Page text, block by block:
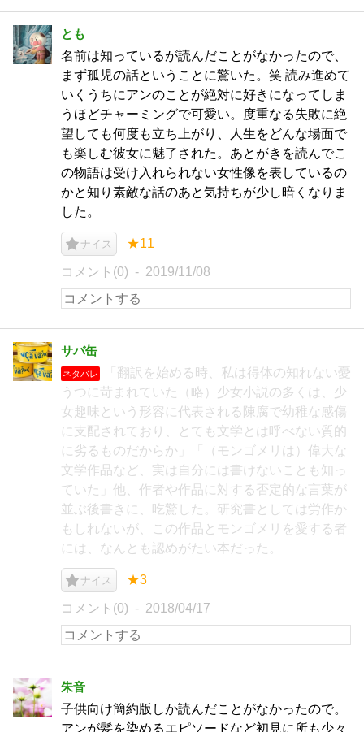
とも
名前は知っているが読んだことがなかったので、
まず孤児の話ということに驚いた。笑 読み進めて
いくうちにアンのことが絶対に好きになってしま
うほどチャーミングで可愛い。度重なる失敗に絶
望しても何度も立ち上がり、人生をどんな場面で
も楽しむ彼女に魅了された。あとがきを読んでこ
の物語は受け入れられない女性像を表しているの
かと知り素敵な話のあと気持ちが少し暗くなりま
した。
ナイス ★11
コメント(0) 2019/11/08
サバ缶
ネタバレ
「翻訳を始める時、私は得体の知れない憂
うつに苛まれていた（略）少女小説の多くは、少
女趣味という形容に代表される陳腐で幼稚な感傷
に支配されており、とても文学とは呼べない質的
に劣るものだからか」「（モンゴメリは）偉大な
文学作品など、実は自分には書けないことも知っ
ていた」他、作者や作品に対する否定的な言葉が
並ぶ後書きに、吃驚した。研究書としては労作か
もしれないが、この作品とモンゴメリを愛する者
には、なんとも認めがたい本だった。
ナイス ★3
コメント(0) 2018/04/17
朱音
子供向け簡約版しか読んだことがなかったので。
アンが髪を染めるエピソードなど初見に所も少々